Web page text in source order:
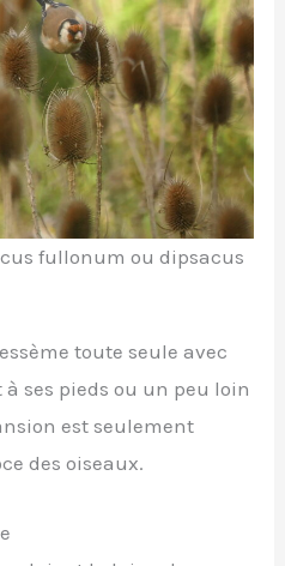
fullonum ou dipsacus
toute seule avec
ses pieds ou un peu loin
est seulement
des oiseaux.